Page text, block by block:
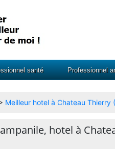
santé Professionnel
Meilleur hotel à Chateau Thierry
hotel à